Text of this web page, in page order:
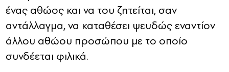
ένας αθώος και να του ζητείται, σαν
αντάλλαγμα, να καταθέσει ψευδώς εναντίον
άλλου αθώου προσώπου με το οποίο
συνδέεται φιλικά.